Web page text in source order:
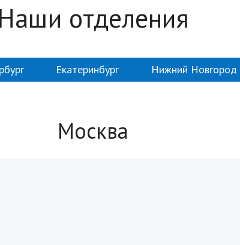
Наши отделения
Екатеринбург Нижний Новгород
Москва